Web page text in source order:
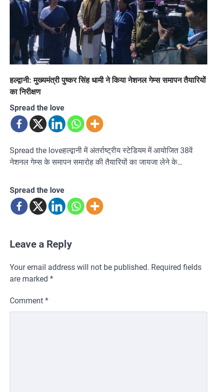
हल्द्वानी: मुख्यमंत्री पुष्कर सिंह धामी ने किया नेशनल गेम्स समापन तैयारियों
का निरीक्षण
Spread the love
Spread the loveहल्द्वानी में अंतर्राष्ट्रीय स्टेडियम में आयोजित 38वें
नेशनल गेम्स के समापन समारोह की तैयारियों का जायजा लेने के…
Spread the love
Leave a Reply
Your email address will not be published. Required fields
are marked *
Comment *